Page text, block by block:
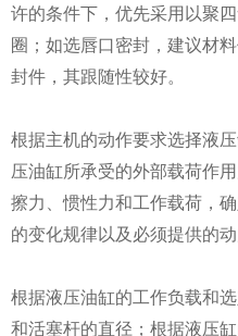
许的条件下，优先采用以聚
圈；如选唇口密封，建议材
封件，其跟随性较好。
根据主机的动作要求选择液
压油缸所承受的外部载荷作
擦力、惯性力和工作载荷，
的变化规律以及必须提供的动
根据液压油缸的工作负载和
和活塞杆的直径；根据液压